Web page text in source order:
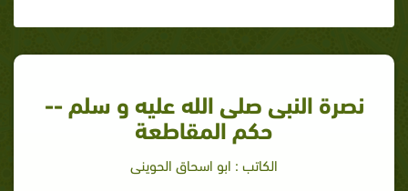
نصرة النبى صلى الله عليه و سلم --
حكم المقاطعة
الكاتب : ابو اسحاق الحوينى